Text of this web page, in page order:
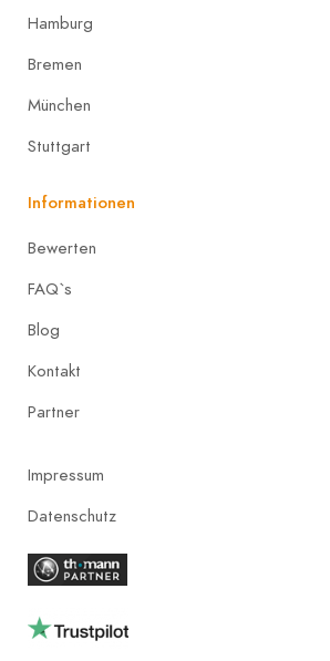
Hamburg
Bremen
München
Stuttgart
Informationen
Bewerten
FAQ`s
Blog
Kontakt
Partner
Impressum
Datenschutz